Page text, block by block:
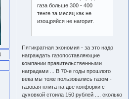
газа больше 300 - 400
тенге за месяц как не
изощряйся не нагорит.
Пятикратная экономия - за это надо
награждать газопоставляющие
компании правительственными
наградами ... В 70-е годы прошлого
века мы тоже пользовались газом -
газовая плита на две конфорки с
духовкой стоила 150 рублей .... сколько